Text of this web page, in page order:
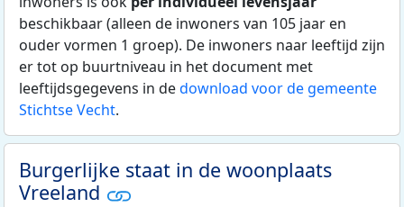
beschikbaar (alleen de inwoners van 105 jaar en
ouder vormen 1 groep). De inwoners naar leeftijd zijn
er tot op buurtniveau in het document met
leeftijdsgegevens in dedownload voor de gemeente
Stichtse Vecht.
Burgerlijke staat in de woonplaats
Vreeland